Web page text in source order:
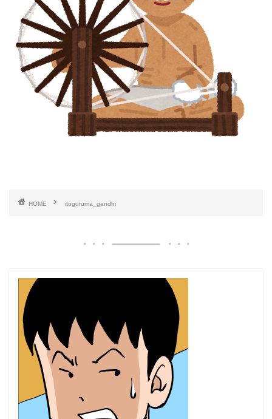
HOME itoguruma_gandhi